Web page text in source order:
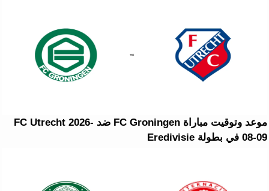
موعد وتوقيت مباراة FC Groningen ضد FC Utrecht 2026-
08-09 في بطولة Eredivisie